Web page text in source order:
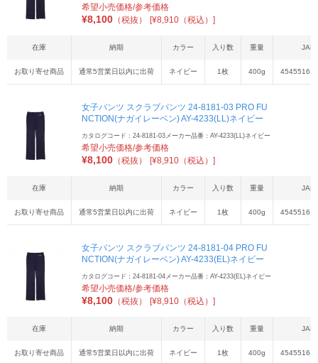
希望小売価格/参考価格
¥8,100 （税抜） [¥8,910（税込）]
在庫 納期 カラー 入り数 重量 JAN
お取り寄せ商品 通常5営業日以内に出荷 ネイビー 1枚 400g
女子パンツ スクラブパンツ 24-8181-03 PRO FU
NCTION(ナガイレーベン) AY-4233(LL)ネイビー
カタログコード：24-8181-03メーカー品番：AY-4233(LL)ネイビー
希望小売価格/参考価格
¥8,100 （税抜） [¥8,910（税込）]
在庫 納期 カラー 入り数 重量 JAN
お取り寄せ商品 通常5営業日以内に出荷 ネイビー 1枚 400g
女子パンツ スクラブパンツ 24-8181-04 PRO FU
NCTION(ナガイレーベン) AY-4233(EL)ネイビー
カタログコード：24-8181-04メーカー品番：AY-4233(EL)ネイビー
希望小売価格/参考価格
¥8,100 （税抜） [¥8,910（税込）]
在庫 納期 カラー 入り数 重量 JAN
お取り寄せ商品 通常5営業日以内に出荷 ネイビー 1枚 400g